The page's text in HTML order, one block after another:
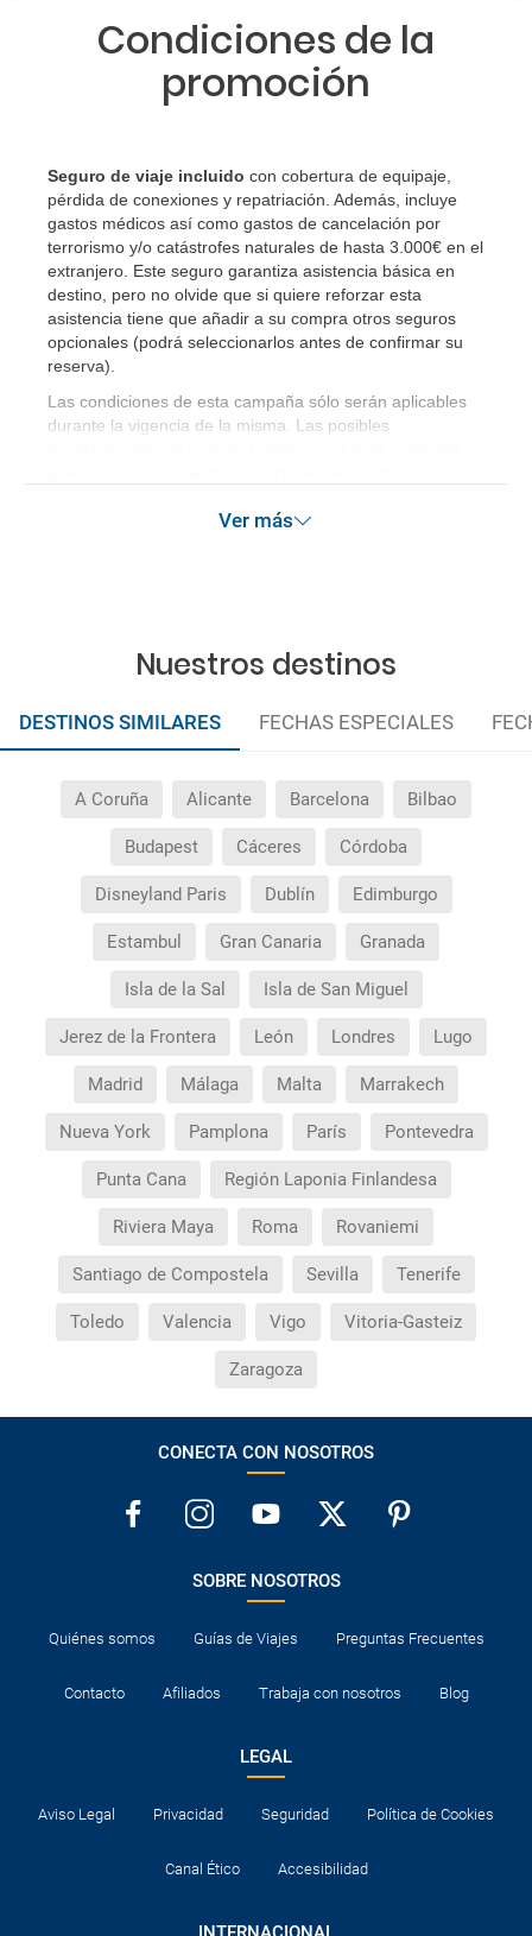
Condiciones de la
promoción
Seguro de viaje incluido con cobertura de equipaje,
pérdida de conexiones y repatriación. Además, incluye
gastos médicos así como gastos de cancelación por
terrorismo y/o catástrofes naturales de hasta 3.000€ en el
extranjero. Este seguro garantiza asistencia básica en
destino, pero no olvide que si quiere reforzar esta
asistencia tiene que añadir a su compra otros seguros
opcionales (podrá seleccionarlos antes de confirmar su
reserva)
Las condiciones de esta campaña sólo serán aplicables
durante la vigencia de la misma. Las posibles
Ver más
Nuestros destinos
DESTINOS SIMILARES FECHAS ESPECIALES
A Coruña Alicante Barcelona Bilbao
Budapest Cáceres Córdoba
Disneyland Paris Dublín Edimburgo
Estambul Gran Canaria Granada
Isla de la Sal Isla de San Miguel
Jerez de la Frontera León Londres Lugo
Madrid Málaga Malta Marrakech
Nueva York Pamplona París Pontevedra
Punta Cana Región Laponia Finlandesa
Riviera Maya Roma Rovaniemi
Santiago de Compostela Sevilla Tenerife
Toledo Valencia Vigo Vitoria-Gasteiz
Zaragoza
CONECTA CON NOSOTROS
SOBRE NOSOTROS
Quiénes somos Guías de Viajes Preguntas Frecuentes
Contacto Afiliados Trabaja con nosotros Blog
LEGAL
Aviso Legal Privacidad Seguridad Política de Cookies
Canal Ético Accesibilidad